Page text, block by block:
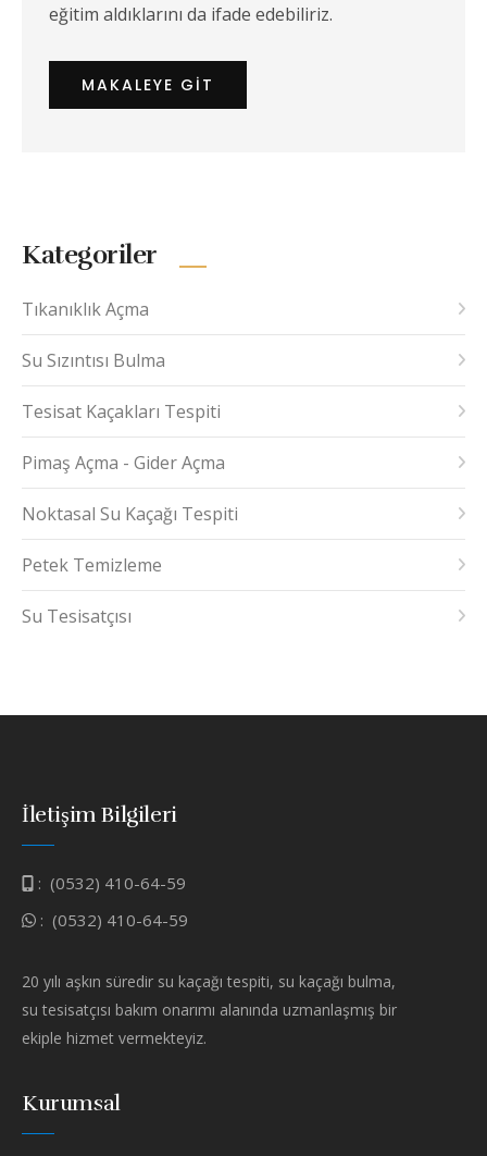
eğitim aldıklarını da ifade edebiliriz.
MAKALEYE GIT
Kategoriler
Tıkanıklık Açma
Su Sızıntısı Bulma
Tesisat Kaçakları Tespiti
Pimaş Açma - Gider Açma
Noktasal Su Kaçağı Tespiti
Petek Temizleme
Su Tesisatçısı
İletişim Bilgileri
: (0532) 410-64-59
: (0532) 410-64-59
20 yılı aşkın süredir su kaçağı tespiti, su kaçağı bulma,
su tesisatçısı bakım onarımı alanında uzmanlaşmış bir
ekiple hizmet vermekteyiz.
Kurumsal